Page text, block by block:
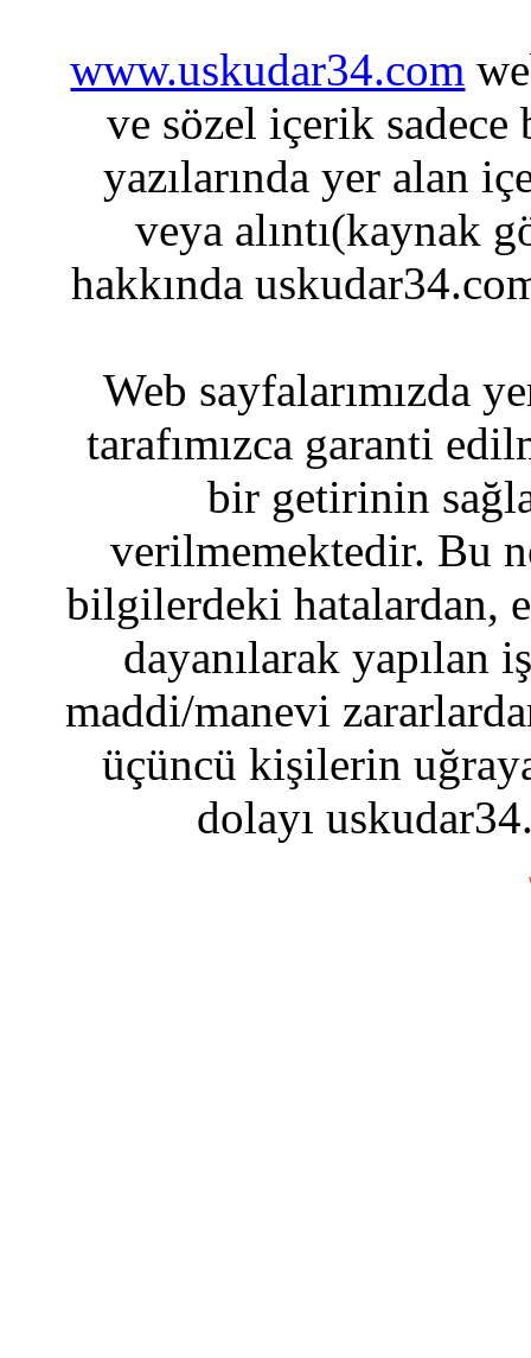
www.uskudar34.com
ve sözel içerik sadece
yazılarında yer alan
veya alıntı(kaynak
hakkında
Web sayfalarımızda
tarafımızca garanti
bir getirinin
verilmemektedir. Bu
bilgilerdeki hatalardan,
dayanılarak yapılan
maddi/manevi
üçüncü kişilerin
dolayı